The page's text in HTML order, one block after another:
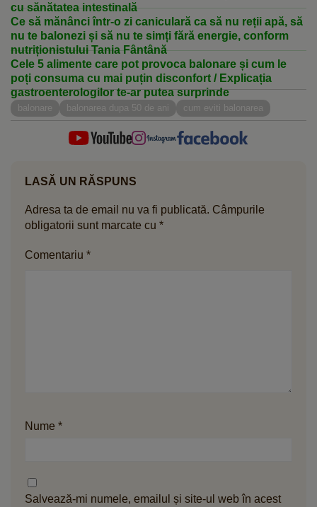
cu sănătatea intestinală
Ce să mănânci într-o zi caniculară ca să nu reții apă, să
nu te balonezi și să nu te simți fără energie, conform
nutriționistului Tania Fântână
Cele 5 alimente care pot provoca balonare și cum le
poți consuma cu mai puțin disconfort / Explicația
gastroenterologilor te-ar putea surprinde
balonare balonarea dupa 50 de ani cum eviti balonarea
LASĂ UN RĂSPUNS
Adresa ta de email nu va fi publicată. Câmpurile
obligatorii sunt marcate cu *
Comentariu *
Nume *
Salvează-mi numele, emailul și site-ul web în acest